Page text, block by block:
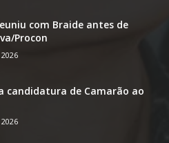
com Braide antes de
Procon
candidatura de Camarão ao